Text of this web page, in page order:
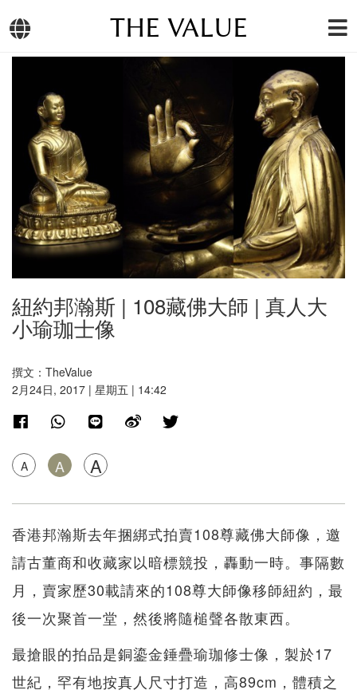
THE VALUE
紐約邦瀚斯 | 108藏佛大師 | 真人大
小瑜珈士像
撰文：TheValue
2月24日, 2017 | 星期五 | 14:42
A A A
香港邦瀚斯去年捆綁式拍賣108尊藏佛大師像，邀
請古董商和收藏家以暗標競投，轟動一時。事隔數
月，賣家歷30載請來的108尊大師像移師紐約，最
後一次聚首一堂，然後將隨槌聲各散東西。
最搶眼的拍品是銅鎏金錘疊瑜珈修士像，製於17
世紀，罕有地按真人尺寸打造，高89cm，體積之